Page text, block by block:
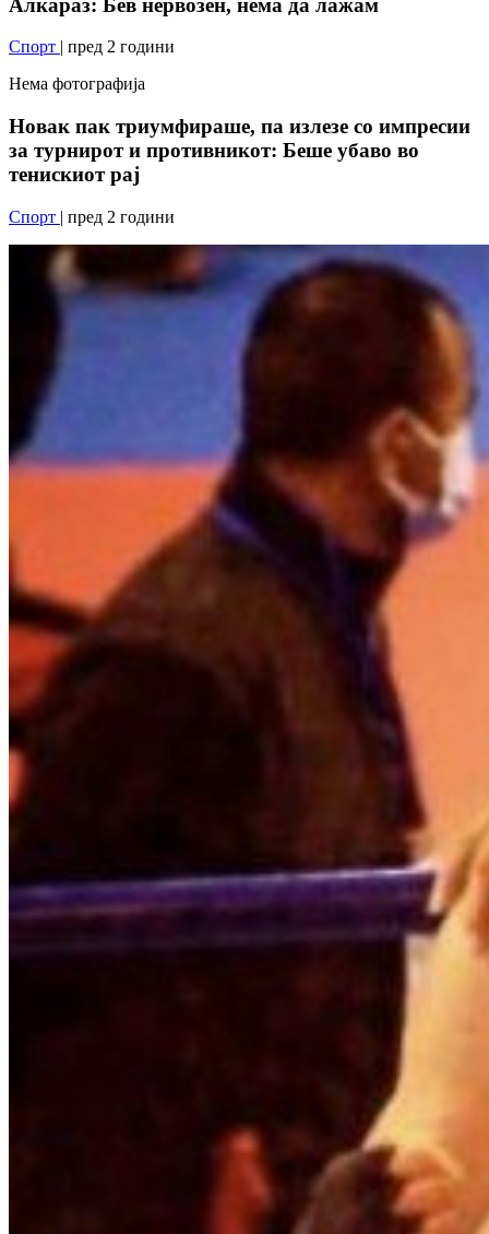
Спорт | пред 2 години
Нема фотографија
Новак пак триумфираше, па излезе со импресии
за турнирот и противникот: Беше убаво во
тенискиот рај
Спорт | пред 2 години